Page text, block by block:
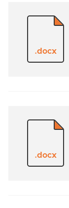
.docx
.docx